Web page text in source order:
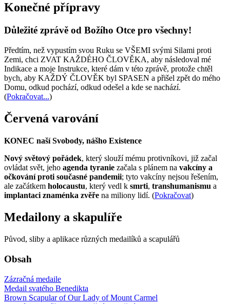
Konečné přípravy
Důležité zprávě od Božího Otce pro všechny!
Předtím, než vypustím svou Ruku se VŠEMI svými Silami proti
Zemi, chci ZVAT KAŽDÉHO ČLOVĚKA, aby následoval mé
Indikace a moje Instrukce, které dám v této zprávě, protože chtěl
bych, aby KAŽDÝ ČLOVĚK byl SPASEN a přišel zpět do mého
Domu, odkud pochází, odkud odešel a kde se nachází.
(Pokračovat...)
Červená varování
KONEC naší Svobody, nášho Existence
Nový světový pořádek, který slouží mému protivníkovi, již začal
ovládat svět, jeho agenda tyranie začala s plánem na vakcíny a
očkování proti současné pandemii; tyto vakcíny nejsou řešením,
ale začátkem holocaustu, který vedl k smrti, transhumanismu a
implantaci znaménka zvěře na miliony lidí. (Pokračovat)
Medailony a skapulíře
Původ, sliby a aplikace různých medailíků a scapulářů
Obsah
Zázračná medaile
Medail svatého Benedikta
Brown Scapular of Our Lady of Mount Carmel